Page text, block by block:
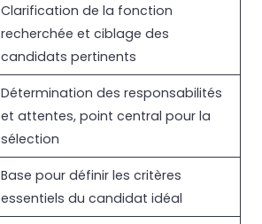
Clarification de la fonction
recherchée et ciblage des
candidats pertinents
Détermination des responsabilités
et attentes, point central pour la
sélection
Base pour définir les critères
essentiels du candidat idéal